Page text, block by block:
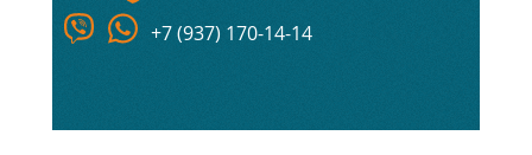
+7 (937) 170-14-14